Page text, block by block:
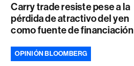
Carry trade resiste pese a la
pérdida de atractivo del yen
como fuente de financiación
OPINIÓN BLOOMBERG